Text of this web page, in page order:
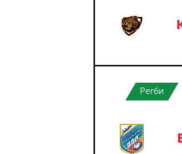
Регби